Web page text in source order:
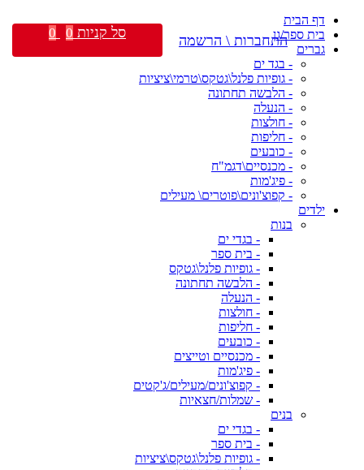
דף הבית
בית ספר/גן
גברים
- בגד ים
- גופיות פלנל\גטקס\טרמי\ציציות
- הלבשה תחתונה
- הנעלה
- חולצות
- חליפות
- כובעים
- מכנסיים\דגמ"ח
- פיג'מות
- קפוצ'ונים\פוטרים\ מעילים
ילדים
בנות
- בגדי ים
- בית ספר
- גופיות פלנל\גטקס
- הלבשה תחתונה
- הנעלה
- חולצות
- חליפות
- כובעים
- מכנסיים וטייצים
- פיג'מות
- קפוצ'ונים/מעילים/ג'קטים
- שמלות/חצאיות
בנים
- בגדי ים
- בית ספר
- גופיות פלנל\גטקס\ציציות
התחברות \ הרשמה סל קניות 0
0